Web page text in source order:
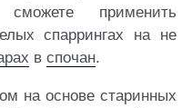
применить
спаррингах на не
в спочан.
на основе старинных